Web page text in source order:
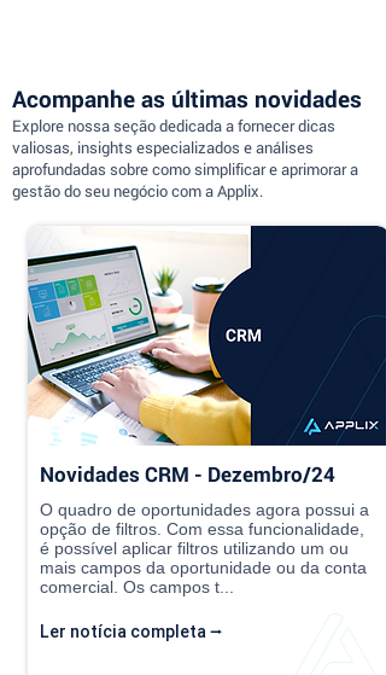
Acompanhe as últimas novidades
Explore nossa seção dedicada a fornecer dicas
valiosas, insights especializados e análises
aprofundadas sobre como simplificar e aprimorar a
gestão do seu negócio com a Applix.
Novidades CRM - Dezembro/24
O quadro de oportunidades agora possui a
opção de filtros. Com essa funcionalidade,
é possível aplicar filtros utilizando um ou
mais campos da oportunidade ou da conta
comercial. Os campos t...
Ler notícia completa ⭢